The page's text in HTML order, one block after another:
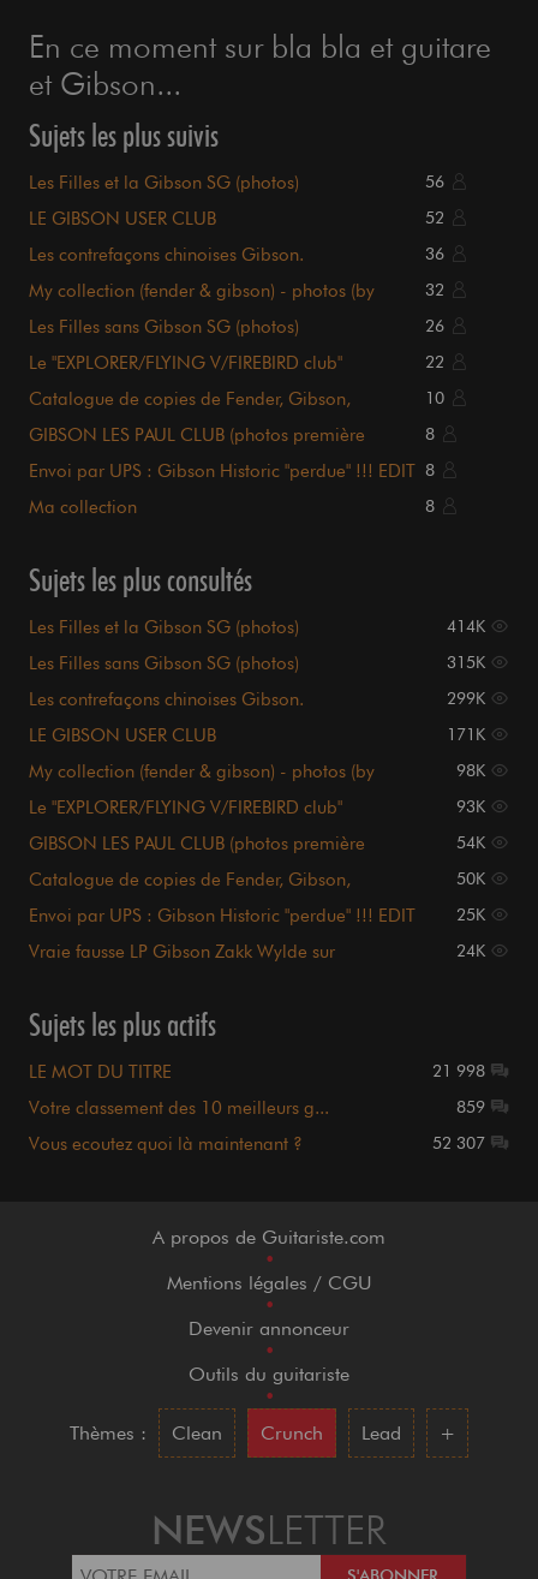
En ce moment sur bla bla et guitare
et Gibson...
Sujets les plus suivis
Les Filles et la Gibson SG (photos) 56
LE GIBSON USER CLUB 52
Les contrefaçons chinoises Gibson. 36
My collection (fender & gibson) - photos (by
32
Les Filles sans Gibson SG (photos) 26
Le "EXPLORER/FLYING V/FIREBIRD club" 22
Catalogue de copies de Fender, Gibson,
10
GIBSON LES PAUL CLUB (photos première
8
Envoi par UPS : Gibson Historic "perdue" !!! EDIT 8
Ma collection 8
Sujets les plus consultés
Les Filles et la Gibson SG (photos) 414K
Les Filles sans Gibson SG (photos) 315K
Les contrefaçons chinoises Gibson. 299K
LE GIBSON USER CLUB 171K
My collection (fender & gibson) - photos (by
98K
Le "EXPLORER/FLYING V/FIREBIRD club" 93K
GIBSON LES PAUL CLUB (photos première
54K
Catalogue de copies de Fender, Gibson,
50K
Envoi par UPS : Gibson Historic "perdue" !!! EDIT 25K
Vraie fausse LP Gibson Zakk Wylde sur
24K
Sujets les plus actifs
LE MOT DU TITRE 21 998
Votre classement des 10 meilleurs g... 859
Vous ecoutez quoi là maintenant ? 52 307
A propos de Guitariste.com
•
Mentions légales / CGU
•
Devenir annonceur
•
Outils du guitariste
•
Thèmes :
Clean Crunch Lead +
NEWSLETTER